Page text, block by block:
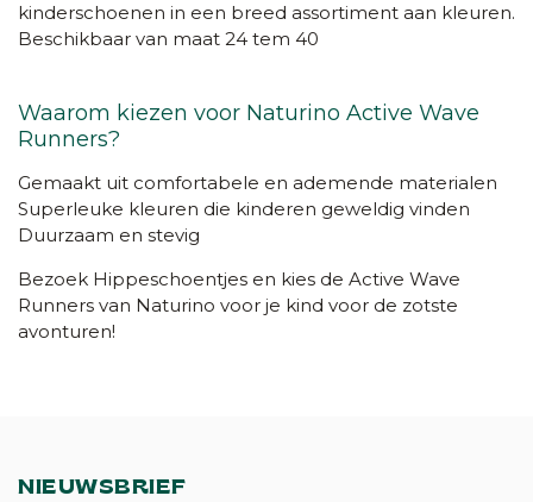
kinderschoenen in een breed assortiment aan kleuren.
Beschikbaar van maat 24 tem 40
Waarom kiezen voor Naturino Active Wave
Runners?
Gemaakt uit comfortabele en ademende materialen
Superleuke kleuren die kinderen geweldig vinden
Duurzaam en stevig
Bezoek Hippeschoentjes en kies de Active Wave
Runners van Naturino voor je kind voor de zotste
avonturen!
NIEUWSBRIEF